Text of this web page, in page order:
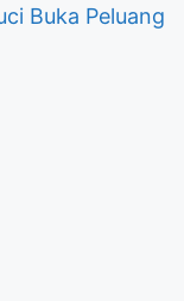
Buka Peluang